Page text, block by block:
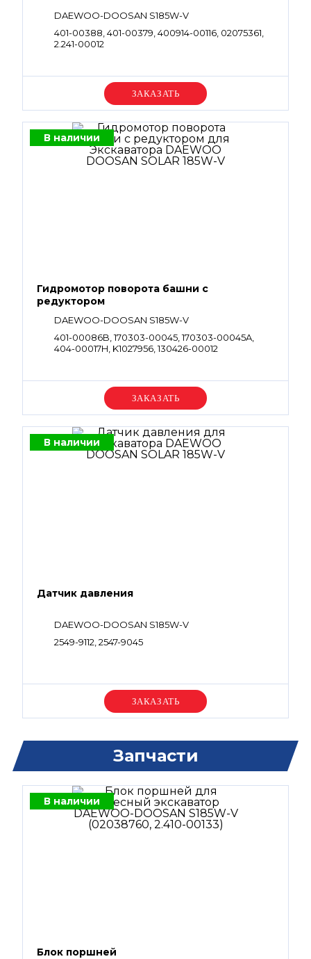
DAEWOO-DOOSAN S185W-V
401-00388, 401-00379, 400914-00116, 02075361,
2.241-00012
Уточняйте цену
В наличии
Гидромотор поворота башни с
редуктором
DAEWOO-DOOSAN S185W-V
401-00086B, 170303-00045, 170303-00045A,
404-00017H, K1027956, 130426-00012
Уточняйте цену
В наличии
Датчик давления
DAEWOO-DOOSAN S185W-V
2549-9112, 2547-9045
Уточняйте цену
Запчасти
В наличии
Блок поршней